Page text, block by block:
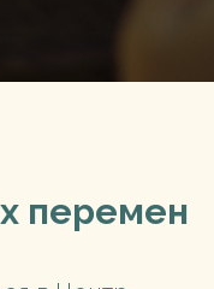
перемен